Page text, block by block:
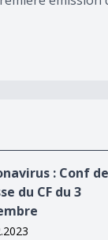
CF du 3: Conf de
du CF du 3